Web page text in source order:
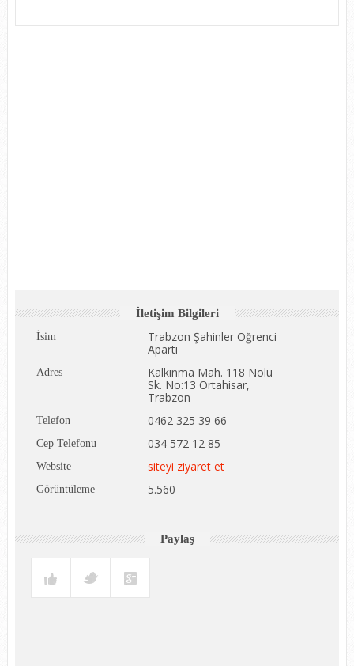
İletişim Bilgileri
İsim
Trabzon Şahinler Öğrenci
Apartı
Adres
Kalkınma Mah. 118 Nolu
Sk. No:13 Ortahisar,
Trabzon
Telefon 0462 325 39 66
Cep Telefonu 034 572 12 85
Website siteyi ziyaret et
Görüntüleme 5.560
Paylaş